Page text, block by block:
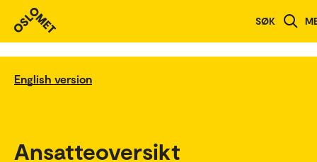
SØK
English version
Ansatteoversikt